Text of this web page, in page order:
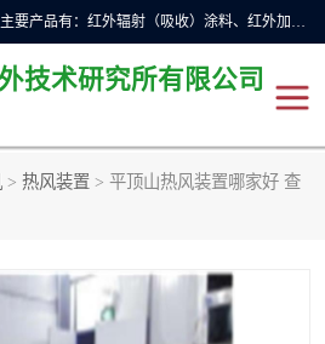
许昌市红外技术研究所有限公司主要产品有：红外辐射（吸收）涂料、红外加热元件、红外辐射加热模块（板）、红外辐射加热炉（箱）、快速红外辐射加热器、系列高端红外加热实验设备、系列红外加热控制器等。
技术研究所有限公司
> 热风装置 > 平顶山热风装置哪家好 查
红外辐射加热器
定制红外加热实验设备